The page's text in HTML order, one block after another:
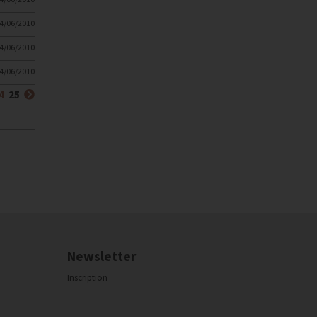
06/2010
06/2010
06/2010
(courante)
25
Newsletter
Inscription